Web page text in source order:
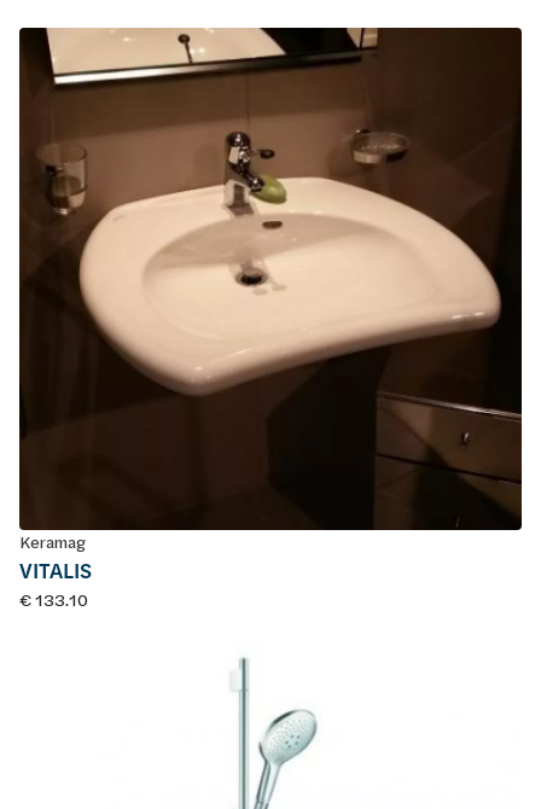
Keramag
VITALIS
€ 133.10